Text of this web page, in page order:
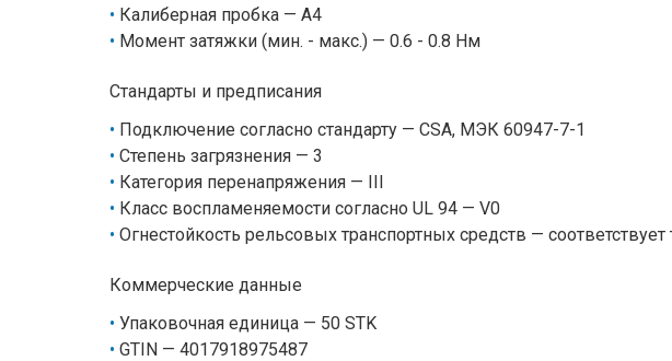
Калиберная пробка — A4
Момент затяжки (мин. - макс.) — 0.6 - 0.8 Нм
Стандарты и предписания
Подключение согласно стандарту — CSA, МЭК 60947-7-1
Степень загрязнения — 3
Категория перенапряжения — III
Класс воспламеняемости согласно UL 94 — V0
Огнестойкость рельсовых транспортных средств —
Коммерческие данные
Упаковочная единица — 50 STK
GTIN — 4017918975487